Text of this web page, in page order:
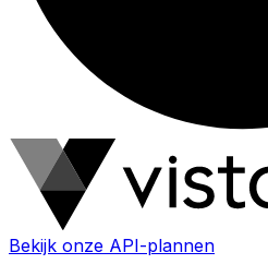
Bekijk onze API-plannen